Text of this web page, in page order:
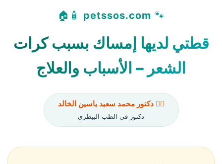
🐾
petssos.com
🧴🏠
قطتي لديها إمساك بسبب كرات
الشعر – الأسباب والعلاج
👨‍⚕️ دكتور محمد سعيد ياسين الخالد
دكتور في الطب البيطري